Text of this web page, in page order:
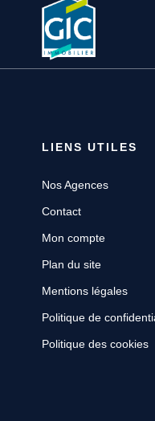
LIENS UTILES
Nos Agences
Contact
Mon compte
Plan du site
Mentions légales
Politique de
Politique des cookies